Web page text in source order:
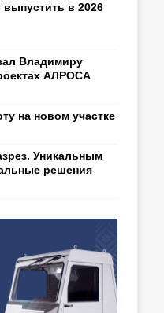
в 2026
Владимиру
АЛРОСА
на новом участке
Уникальным
решения